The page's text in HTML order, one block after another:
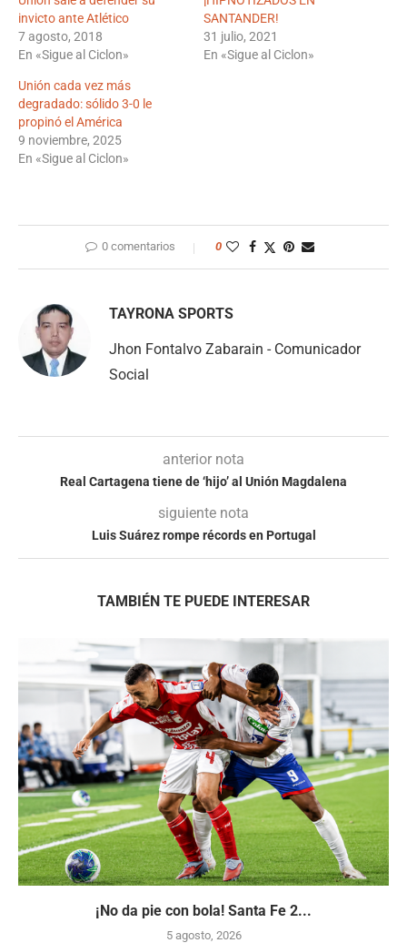
invicto ante Atlético
7 agosto, 2018
En «Sigue al Ciclon»
SANTANDER!
31 julio, 2021
En «Sigue al Ciclon»
Unión cada vez más
degradado: sólido 3-0 le
propinó el América
9 noviembre, 2025
En «Sigue al Ciclon»
0 comentarios 0
TAYRONA SPORTS
Jhon Fontalvo Zabarain - Comunicador
Social
anterior nota
Real Cartagena tiene de ‘hijo’ al Unión Magdalena
siguiente nota
Luis Suárez rompe récords en Portugal
TAMBIÉN TE PUEDE INTERESAR
¡No da pie con bola! Santa Fe 2...
5 agosto, 2026